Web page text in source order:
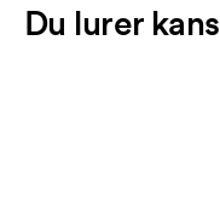
Du lurer